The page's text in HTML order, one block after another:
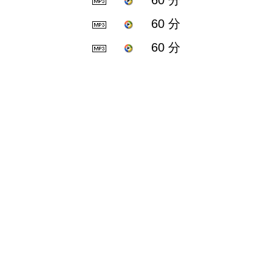
60 分
60 分